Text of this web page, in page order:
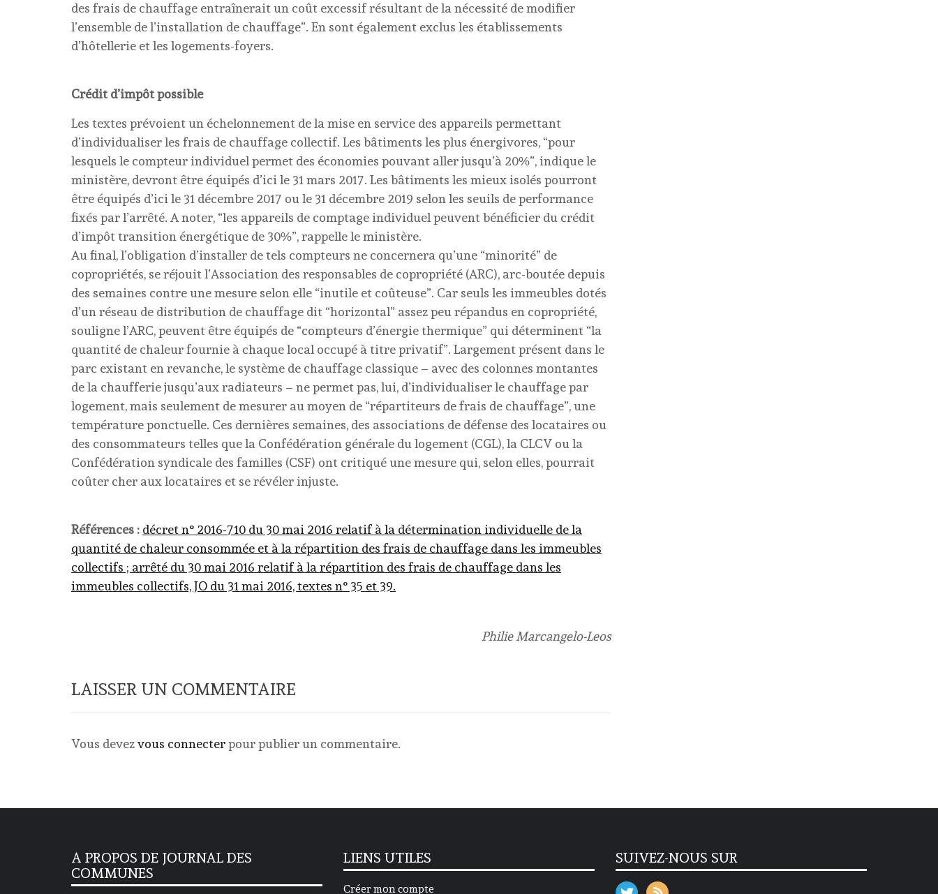
des frais de chauffage entraînerait un coût excessif résultant de la nécessité de modifier
l’ensemble de l’installation de chauffage”. En sont également exclus les établissements
d’hôtellerie et les logements-foyers.
Crédit d’impôt possible
Les textes prévoient un échelonnement de la mise en service des appareils permettant
d’individualiser les frais de chauffage collectif. Les bâtiments les plus énergivores, “pour
lesquels le compteur individuel permet des économies pouvant aller jusqu’à 20%”, indique le
ministère, devront être équipés d’ici le 31 mars 2017. Les bâtiments les mieux isolés pourront
être équipés d’ici le 31 décembre 2017 ou le 31 décembre 2019 selon les seuils de performance
fixés par l’arrêté. A noter, “les appareils de comptage individuel peuvent bénéficier du crédit
d’impôt transition énergétique de 30%”, rappelle le ministère.
Au final, l’obligation d’installer de tels compteurs ne concernera qu’une “minorité” de
copropriétés, se réjouit l’Association des responsables de copropriété (ARC), arc-boutée depuis
des semaines contre une mesure selon elle “inutile et coûteuse”. Car seuls les immeubles dotés
d’un réseau de distribution de chauffage dit “horizontal” assez peu répandus en copropriété,
souligne l’ARC, peuvent être équipés de “compteurs d’énergie thermique” qui déterminent “la
quantité de chaleur fournie à chaque local occupé à titre privatif”. Largement présent dans le
parc existant en revanche, le système de chauffage classique – avec des colonnes montantes
de la chaufferie jusqu’aux radiateurs – ne permet pas, lui, d’individualiser le chauffage par
logement, mais seulement de mesurer au moyen de “répartiteurs de frais de chauffage”, une
température ponctuelle. Ces dernières semaines, des associations de défense des locataires ou
des consommateurs telles que la Confédération générale du logement (CGL), la CLCV ou la
Confédération syndicale des familles (CSF) ont critiqué une mesure qui, selon elles, pourrait
coûter cher aux locataires et se révéler injuste.
Références : décret n° 2016-710 du 30 mai 2016 relatif à la détermination individuelle de la
quantité de chaleur consommée et à la répartition des frais de chauffage dans les immeubles
collectifs ; arrêté du 30 mai 2016 relatif à la répartition des frais de chauffage dans les
immeubles collectifs, JO du 31 mai 2016, textes n° 35 et 39.
Philie Marcangelo-Leos
LAISSER UN COMMENTAIRE
Vous devezvous connecterpour publier un commentaire.
A PROPOS DE JOURNAL DES
COMMUNES
LIENS UTILES
Créer mon compte
SUIVEZ-NOUS SUR